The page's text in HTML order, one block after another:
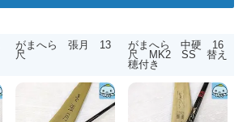
がまへら 張月 13
尺
がまへら 中硬 16
尺 MK2 SS 替え
穂付き